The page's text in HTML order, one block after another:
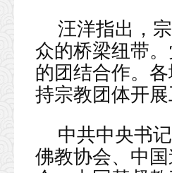
汪洋指出，
众的桥梁纽带
的团结合作。
持宗教团体开
中共中央书
佛教协会、中